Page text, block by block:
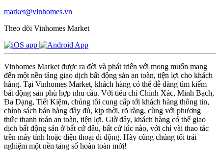
market@vinhomes.vn
Theo dõi Vinhomes Market
Vinhomes Market được ra đời và phát triển với mong muốn mang
đến một nền tảng giao dịch bất động sản an toàn, tiện lợi cho khách
hàng. Tại Vinhomes Market, khách hàng có thể dễ dàng tìm kiếm
bất động sản phù hợp nhu cầu. Với tiêu chí Chính Xác, Minh Bạch,
Đa Dạng, Tiết Kiệm, chúng tôi cung cấp tới khách hàng thông tin,
chính sách bán hàng đầy đủ, kịp thời, rõ ràng, cùng với phương
thức thanh toán an toàn, tiện lợi. Giờ đây, khách hàng có thể giao
dịch bất động sản ở bất cứ đâu, bất cứ lúc nào, với chỉ vài thao tác
trên máy tính hoặc điện thoại di động. Hãy cùng chúng tôi trải
nghiệm một nền tảng số hoàn toàn mới!